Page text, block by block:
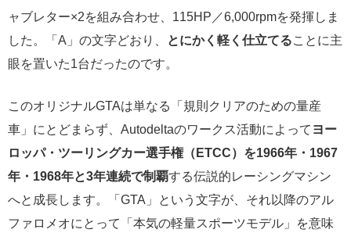
ャブレター×2を組み合わせ、115HP／6,000rpmを発揮しま
した。「A」の文字どおり、
とにかく軽く仕立てる ことに主
眼を置いた1台だったのです。
このオリジナルGTAは単なる「規則クリアのための量産
車」にとどまらず、Autodeltaのワークス活動によって ヨー
ロッパ・ツーリングカー選手権（ETCC）を1966年・1967
年・1968年と3年連続で制覇する伝説的レーシングマシン
へと成長します。「GTA」という文字が、それ以降のアル
ファロメオにとって「本気の軽量スポーツモデル」を意味